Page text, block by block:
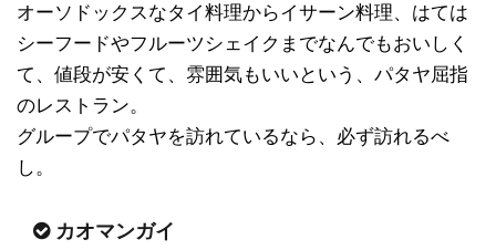
オーソドックスなタイ料理からイサーン料理、はては
シーフードやフルーツシェイクまでなんでもおいしく
て、値段が安くて、雰囲気もいいという、パタヤ屈指
のレストラン。
グループでパタヤを訪れているなら、必ず訪れるべ
し。
カオマンガイ